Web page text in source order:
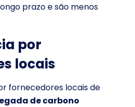
prazo e são menos
por
locais
fornecedores locais de
de carbono